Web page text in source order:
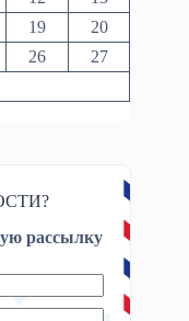
19
20
26
27
рассылку